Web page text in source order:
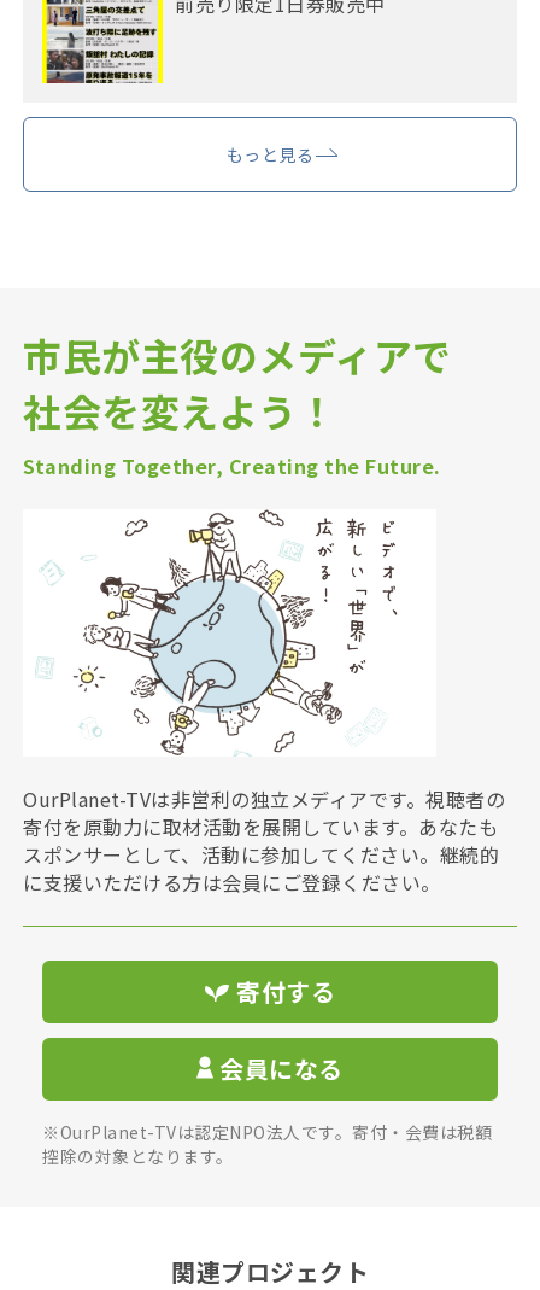
もっと見る
市民が主役のメディアで
社会を変えよう！
Standing Together, Creating the Future.
OurPlanet-TVは非営利の独立メディアです。視聴者の
寄付を原動力に取材活動を展開しています。あなたも
スポンサーとして、活動に参加してください。継続的
に支援いただける方は会員にご登録ください。
寄付する
会員になる
※OurPlanet-TVは認定NPO法人です。寄付・会費は税額
控除の対象となります。
関連プロジェクト